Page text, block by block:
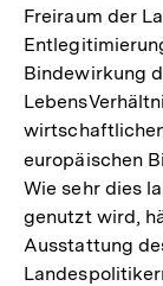
der
Fußnote
Freiraum der
Bindewirkung
europäischen
Wie sehr dies
genutzt wird,
Ausstattung